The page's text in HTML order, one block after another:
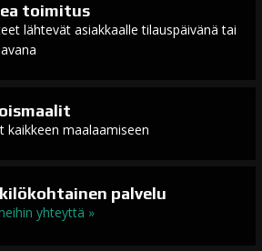
toimitus
lähtevät asiakkaalle tilauspäivänä tai
kaikkeen maalaamiseen
palvelu
yhteyttä »